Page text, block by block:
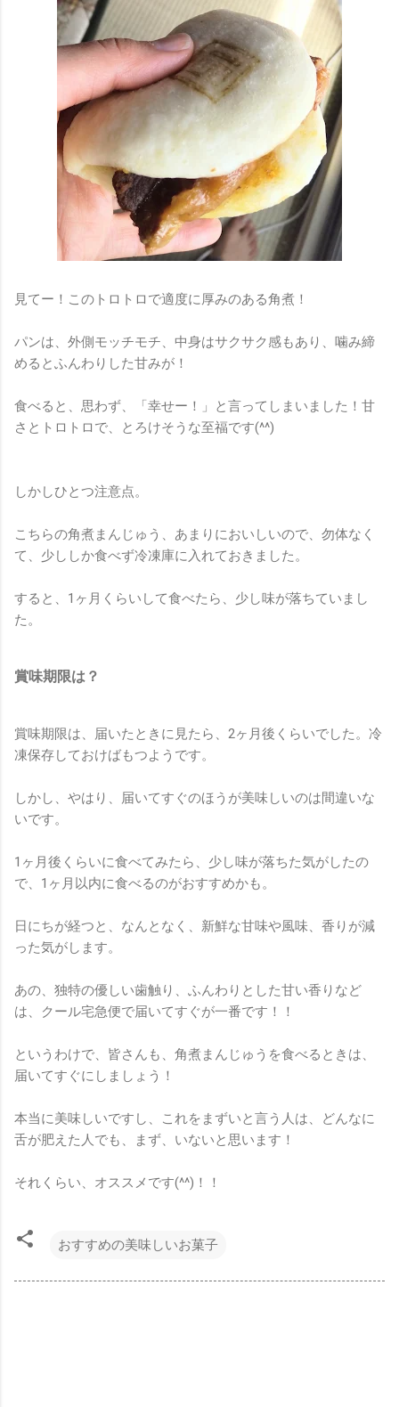
見てー！このトロトロで適度に厚みのある角煮！
パンは、外側モッチモチ、中身はサクサク感もあり、噛み締
めるとふんわりした甘みが！
食べると、思わず、「幸せー！」と言ってしまいました！甘
さとトロトロで、とろけそうな至福です(^^)
しかしひとつ注意点。
こちらの角煮まんじゅう、あまりにおいしいので、勿体なく
て、少ししか食べず冷凍庫に入れておきました。
すると、1ヶ月くらいして食べたら、少し味が落ちていまし
た。
賞味期限は？
賞味期限は、届いたときに見たら、2ヶ月後くらいでした。冷
凍保存しておけばもつようです。
しかし、やはり、届いてすぐのほうが美味しいのは間違いな
いです。
1ヶ月後くらいに食べてみたら、少し味が落ちた気がしたの
で、1ヶ月以内に食べるのがおすすめかも。
日にちが経つと、なんとなく、新鮮な甘味や風味、香りが減
った気がします。
あの、独特の優しい歯触り、ふんわりとした甘い香りなど
は、クール宅急便で届いてすぐが一番です！！
というわけで、皆さんも、角煮まんじゅうを食べるときは、
届いてすぐにしましょう！
本当に美味しいですし、これをまずいと言う人は、どんなに
舌が肥えた人でも、まず、いないと思います！
それくらい、オススメです(^^)！！
おすすめの美味しいお菓子